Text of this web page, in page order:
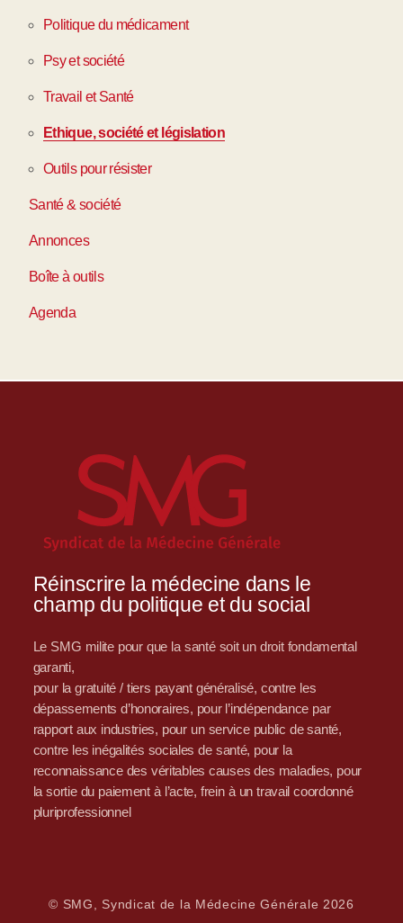
Politique du médicament
Psy et société
Travail et Santé
Ethique, société et législation
Outils pour résister
Santé & société
Annonces
Boîte à outils
Agenda
Réinscrire la médecine dans le
champ du politique et du social
Le SMG milite pour que la santé soit un droit fondamental
garanti,
pour la gratuité / tiers payant généralisé, contre les
dépassements d’honoraires, pour l’indépendance par
rapport aux industries, pour un service public de santé,
contre les inégalités sociales de santé, pour la
reconnaissance des véritables causes des maladies, pour
la sortie du paiement à l’acte, frein à un travail coordonné
pluriprofessionnel
© SMG, Syndicat de la Médecine Générale 2026